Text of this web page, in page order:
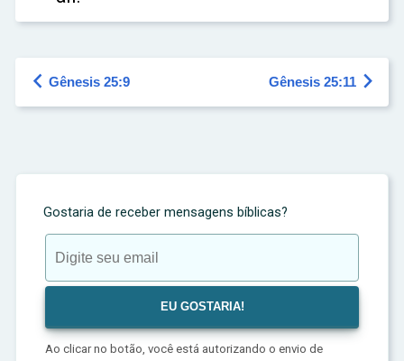
 Gênesis 25:9 Gênesis 25:11 
Gostaria de receber mensagens bíblicas?
Ao clicar no botão, você está autorizando o envio de